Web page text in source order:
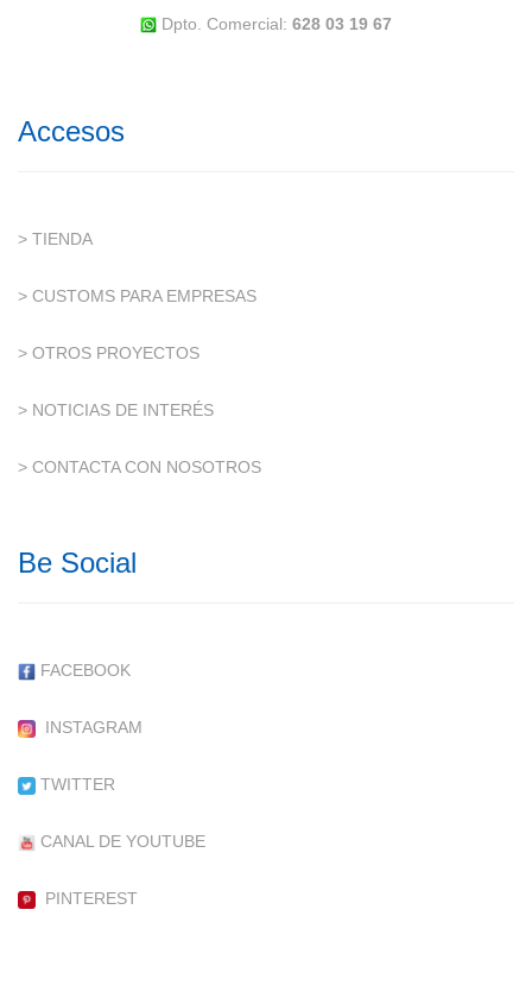
Dpto. Comercial: 628 03 19 67
Accesos
> TIENDA
> CUSTOMS PARA EMPRESAS
> OTROS PROYECTOS
> NOTICIAS DE INTERÉS
> CONTACTA CON NOSOTROS
Be Social
FACEBOOK
INSTAGRAM
TWITTER
CANAL DE YOUTUBE
PINTEREST